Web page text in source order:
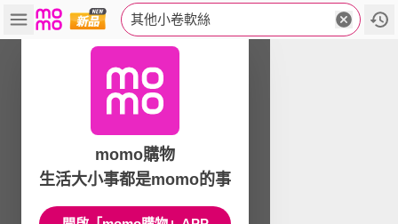
其他小卷軟絲
momo購物
生活大小事都是momo的事